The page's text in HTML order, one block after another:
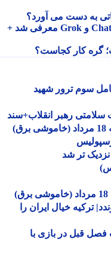
به دست می آورد؟
ساعت هوشمند رولمی مجهز به ChatGPT و Grok معرفی شد +
کار کجاست؟
سوم ترور شهید
رهبر انقلاب+سند
تر شد
خیال ایران را
قبل در بازی با